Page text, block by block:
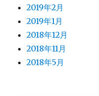
2019年2月
2019年1月
2018年12月
2018年11月
2018年5月